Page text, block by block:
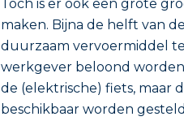
Toch is er ook een grote
maken. Bijna de helft van
duurzaam vervoermiddel
werkgever beloond
de (elektrische) fiets, maar
beschikbaar worden